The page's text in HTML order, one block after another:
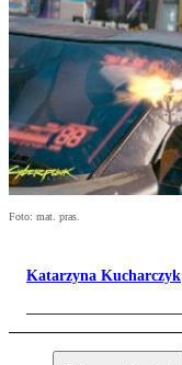
Foto: mat. pras.
Katarzyna Kucharczyk